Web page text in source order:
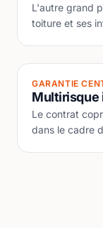
L'autre grand
toiture et ses
GARANTIE
Multirisque
Le contrat
dans le cadre